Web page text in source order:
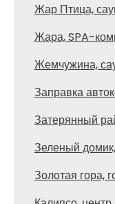
Жар Птица,
Жара, SPA-
Жемчужина,
Заправка
Затерянный
Зеленый
Золотая гора,